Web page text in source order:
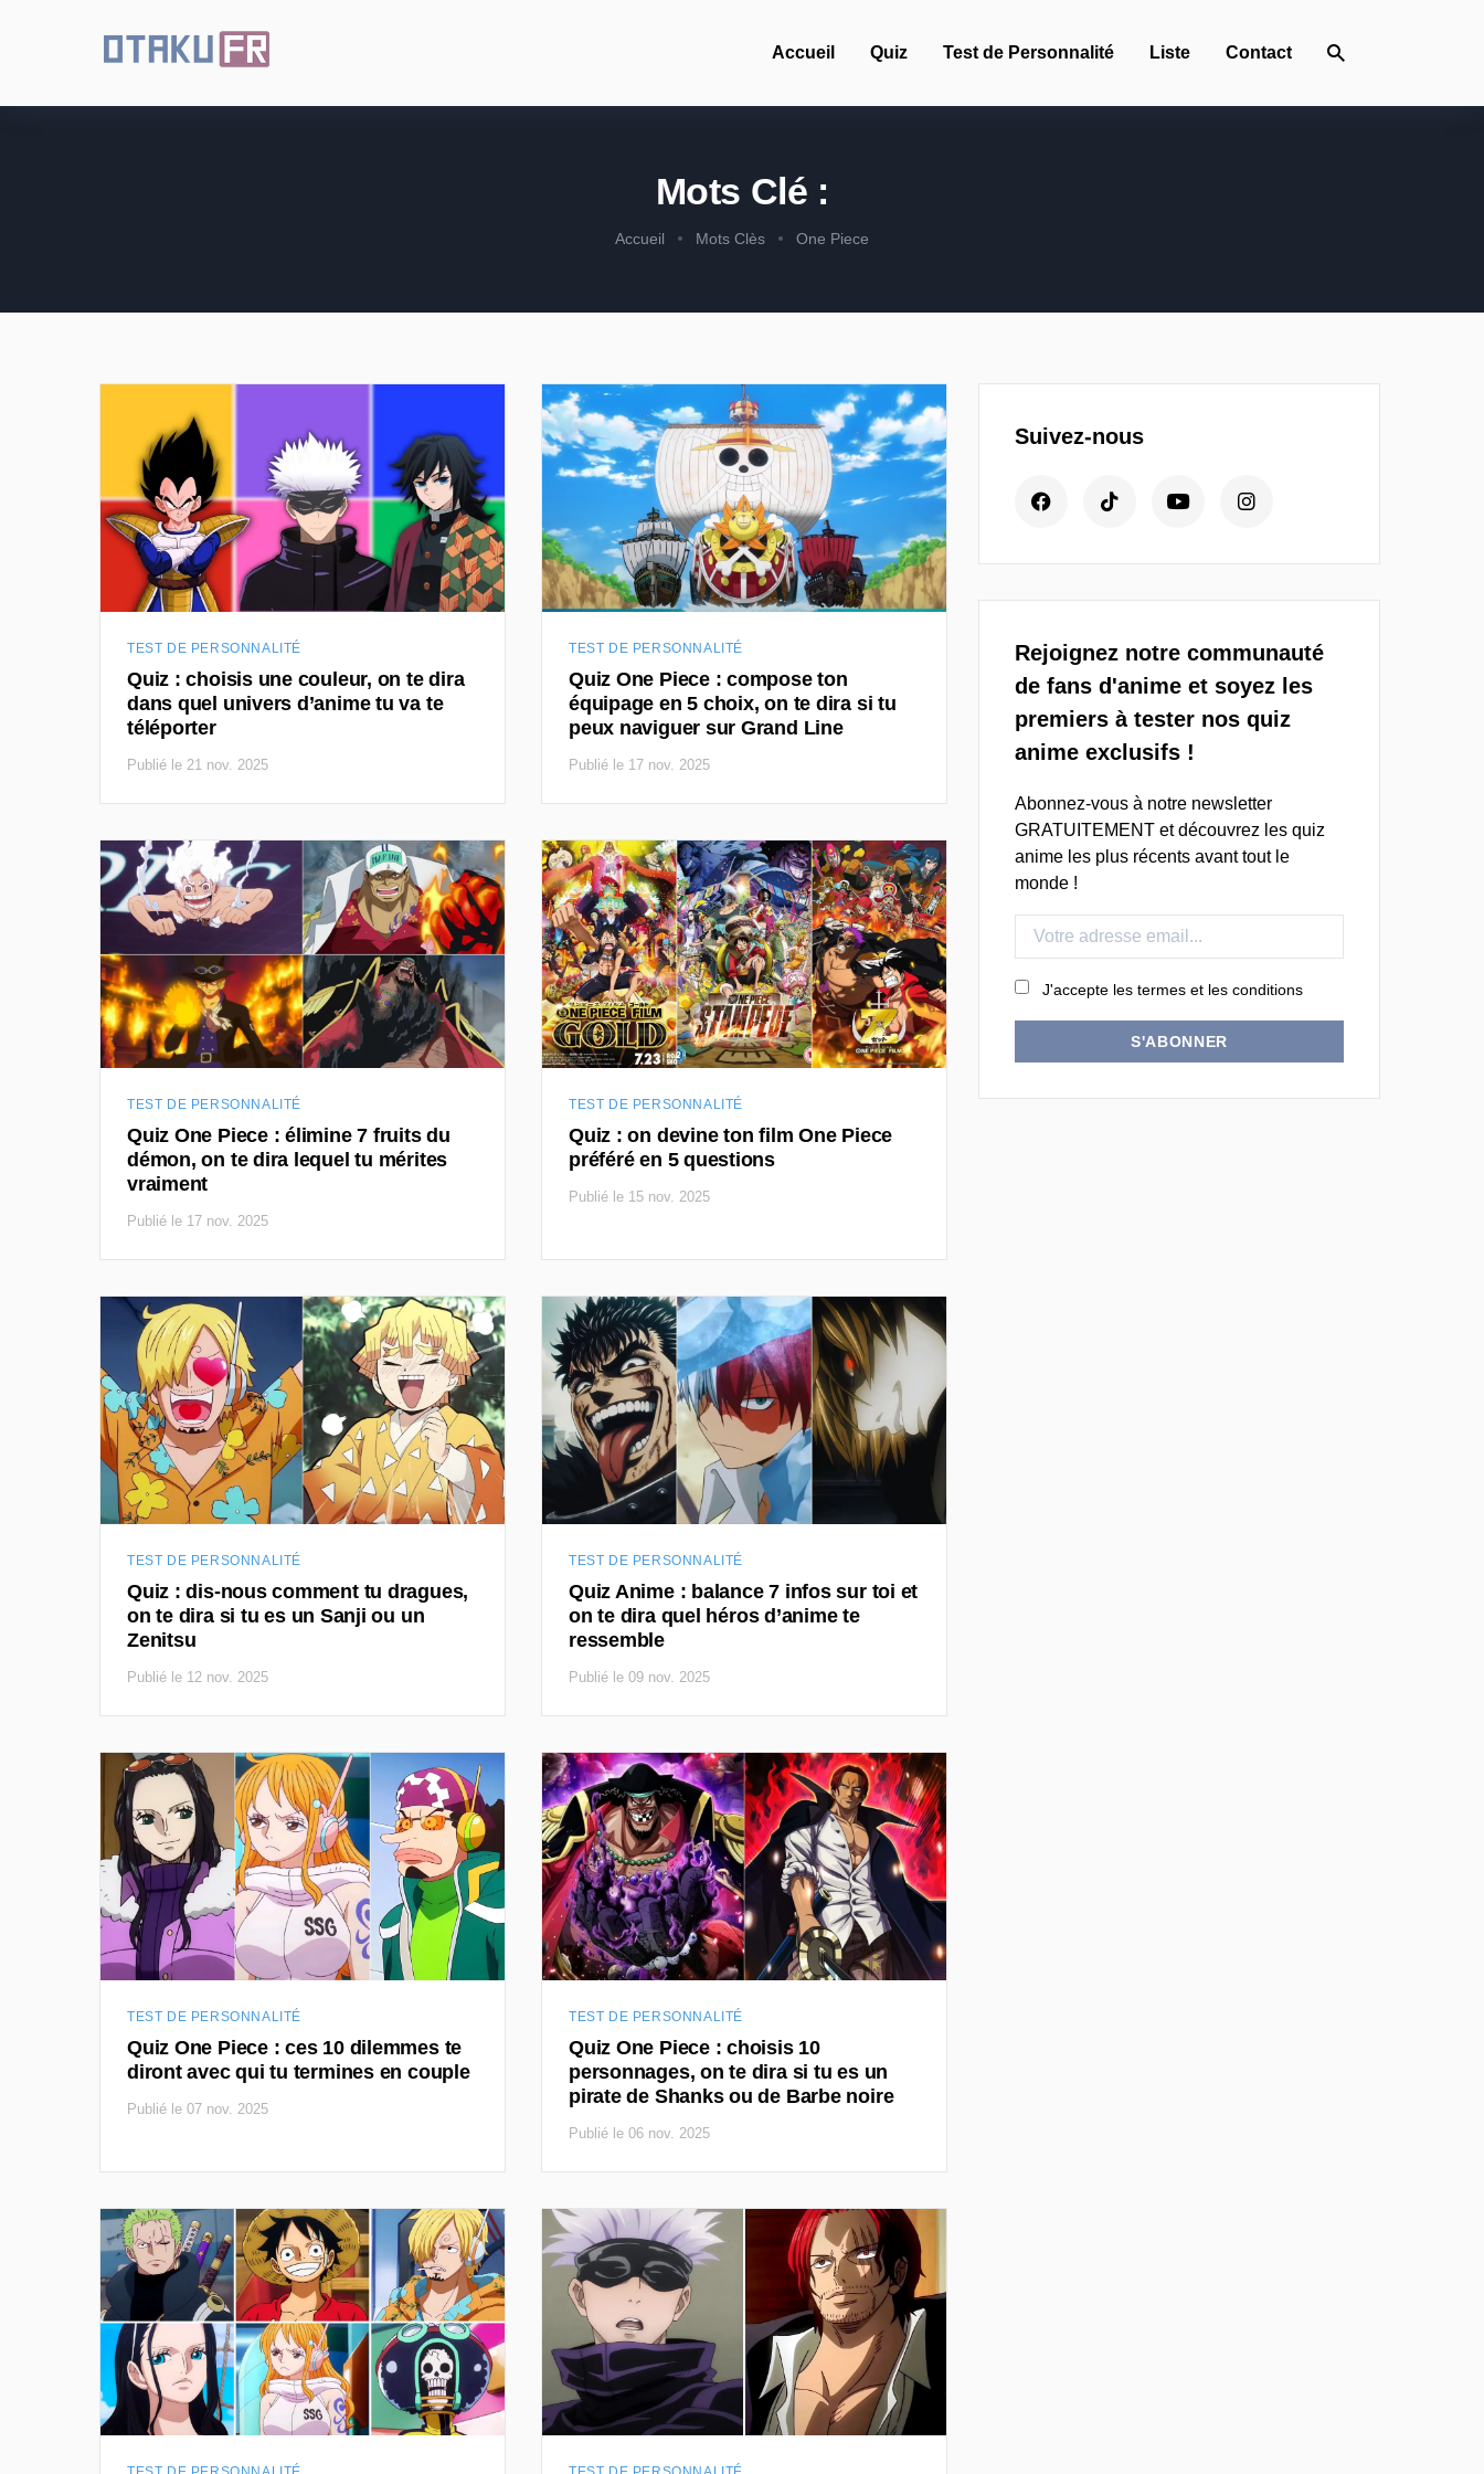
Accueil Quiz Test de Personnalité Liste Contact
Mots Clé :
Accueil Mots Clès One Piece
TEST DE PERSONNALITÉ
Quiz : choisis une couleur, on te dira
dans quel univers d’anime tu va te
téléporter
Publié le 21 nov. 2025
TEST DE PERSONNALITÉ
Quiz One Piece : compose ton
équipage en 5 choix, on te dira si tu
peux naviguer sur Grand Line
Publié le 17 nov. 2025
TEST DE PERSONNALITÉ
Quiz One Piece : élimine 7 fruits du
démon, on te dira lequel tu mérites
vraiment
Publié le 17 nov. 2025
TEST DE PERSONNALITÉ
Quiz : on devine ton film One Piece
préféré en 5 questions
Publié le 15 nov. 2025
TEST DE PERSONNALITÉ
Quiz : dis-nous comment tu dragues,
on te dira si tu es un Sanji ou un
Zenitsu
Publié le 12 nov. 2025
TEST DE PERSONNALITÉ
Quiz Anime : balance 7 infos sur toi et
on te dira quel héros d’anime te
ressemble
Publié le 09 nov. 2025
TEST DE PERSONNALITÉ
Quiz One Piece : ces 10 dilemmes te
diront avec qui tu termines en couple
Publié le 07 nov. 2025
TEST DE PERSONNALITÉ
Quiz One Piece : choisis 10
personnages, on te dira si tu es un
pirate de Shanks ou de Barbe noire
Publié le 06 nov. 2025
Suivez-nous
Rejoignez notre communauté
de fans d'anime et soyez les
premiers à tester nos quiz
anime exclusifs !
Abonnez-vous à notre newsletter
GRATUITEMENT et découvrez les quiz
anime les plus récents avant tout le
monde !
J'accepte les termes et les conditions
S'ABONNER